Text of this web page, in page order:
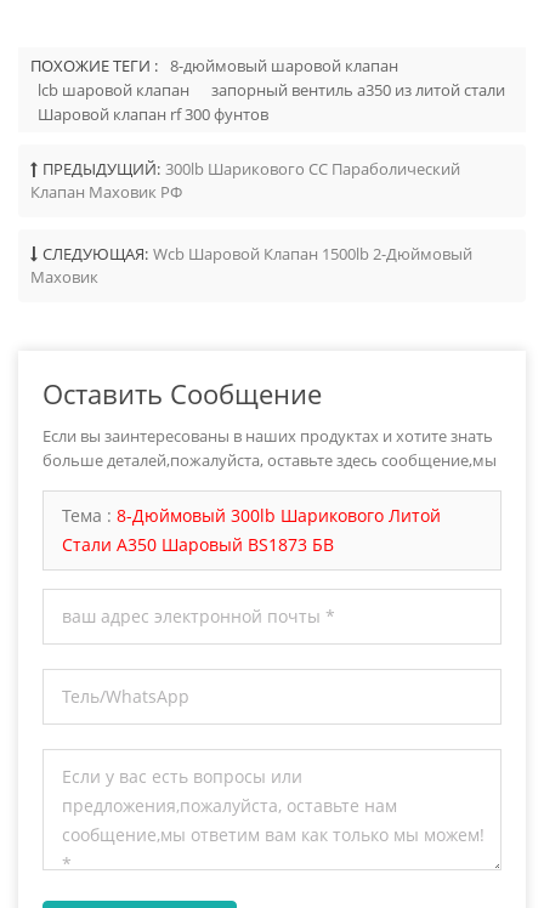
ПОХОЖИЕ ТЕГИ : 8-дюймовый шаровой клапан
lcb шаровой клапан
запорный вентиль a350 из литой стали
Шаровой клапан rf 300 фунтов
ПРЕДЫДУЩИЙ: 300lb Шарикового СС Параболический
Клапан Маховик РФ
СЛЕДУЮЩАЯ: Wcb Шаровой Клапан 1500lb 2-Дюймовый
Маховик
Оставить Сообщение
Если вы заинтересованы в наших продуктах и хотите знать
больше деталей,пожалуйста, оставьте здесь сообщение,мы
Тема : 8-Дюймовый 300lb Шарикового Литой
Стали А350 Шаровый BS1873 БВ